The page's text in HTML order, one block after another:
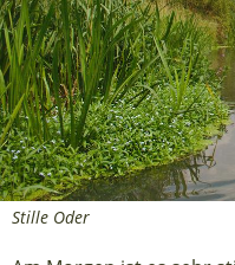
Stille Oder